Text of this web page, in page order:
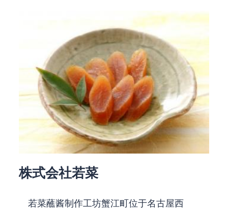
株式会社若菜
若菜蘸酱制作工坊蟹江町位于名古屋西